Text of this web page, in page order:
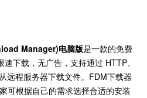
Manager)电脑版是一款的免费
下载，无广告，支持通过 HTTP、
远程服务器下载文件。FDM下载器
可根据自己的需求选择合适的安装